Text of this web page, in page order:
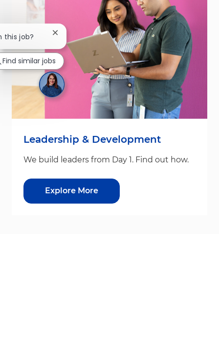
Leadership & Development
We build leaders from Day 1. Find out how.
Explore More
this job? Close chatbot notification
Find similar jobs